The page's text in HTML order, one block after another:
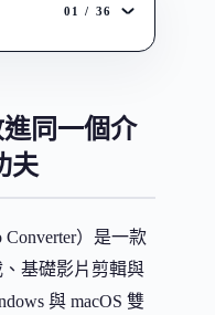
01 / 36
同一個介
夫
Converter）是一款
基礎影片剪輯與
與 macOS 雙